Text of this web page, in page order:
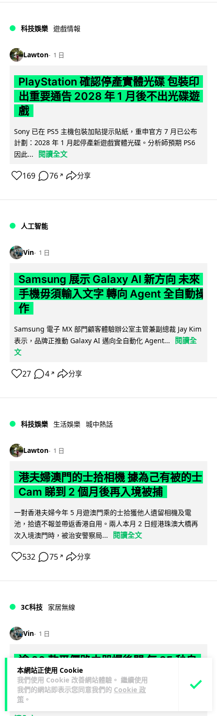
本網站正使用 Cookie
我們使用 Cookie 改善網站體驗。 繼續使用
我們的網站即表示您同意我們的 Cookie 政
策 。
科技娛樂 遊戲情報
Lawton 1 日
PlayStation 確認停產實體光碟 包裝印
出重要通告 2028 年 1 月後不出光碟遊
戲
Sony 已在 PS5 主機包裝加貼提示貼紙，重申官方 7 月已公布
計劃：2028 年 1 月起停產新遊戲實體光碟。分析師預期 PS6
因此...
閱讀全文
169 76 ↗ 分享
人工智能
Vin 1 日
Samsung 展示 Galaxy AI 新方向 未來
手機毋須輸入文字 轉向 Agent 全自動操
作
Samsung 電子 MX 部門顧客體驗辦公室主管兼副總裁 Jay Kim
表示，品牌正推動 Galaxy AI 邁向全自動化 Agent...
閱讀全
文
27 4 ↗ 分享
科技娛樂 生活娛樂 城中熱話
Lawton 1 日
港夫婦澳門的士拾相機 據為己有被的士
Cam 睇到 2 個月後再入境被捕
一對香港夫婦今年 5 月遊澳門乘的士拾獲他人遺留相機及電
池，拾遺不報並帶返香港自用。兩人本月 2 日經港珠澳大橋再
次入境澳門時，被治安警察局...
閱讀全文
532 75 ↗ 分享
3C科技 家居無線
Vin 1 日
逾 20 款平價路由器爆後門 每 35 秒自
動連線回中國 全球 10 萬用家私隱堪憂
網絡安全公司 VulnCheck 揭發中國智博通電子（Zbtlink）生產